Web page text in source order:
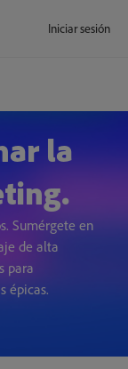
Iniciar sesión
la
Sumérgete en
de alta
para
épicas.